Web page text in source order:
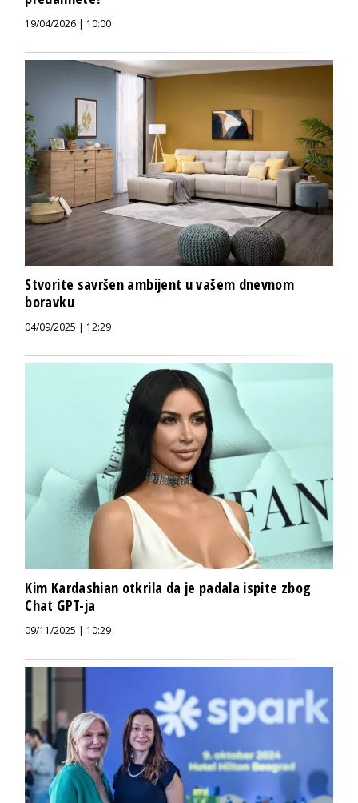
19/04/2026 | 10:00
Stvorite savršen ambijent u vašem dnevnom
boravku
04/09/2025 | 12:29
Kim Kardashian otkrila da je padala ispite zbog
Chat GPT-ja
09/11/2025 | 10:29